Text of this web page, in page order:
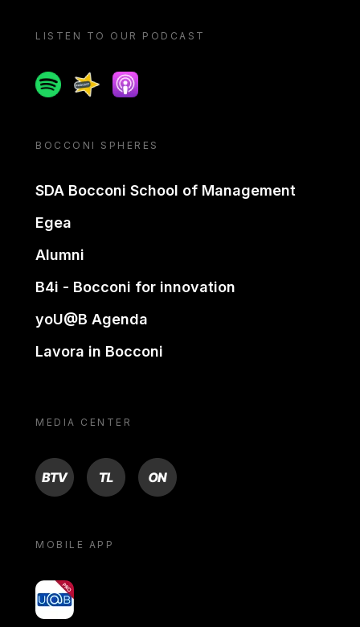
LISTEN TO OUR PODCAST
SpotifySpreakerApple podcast
BOCCONI SPHERES
SDA Bocconi School of Management
Egea
Alumni
B4i - Bocconi for innovation
yoU@B Agenda
Lavora in Bocconi
MEDIA CENTER
BTV TL ON
MOBILE APP
yoU@B